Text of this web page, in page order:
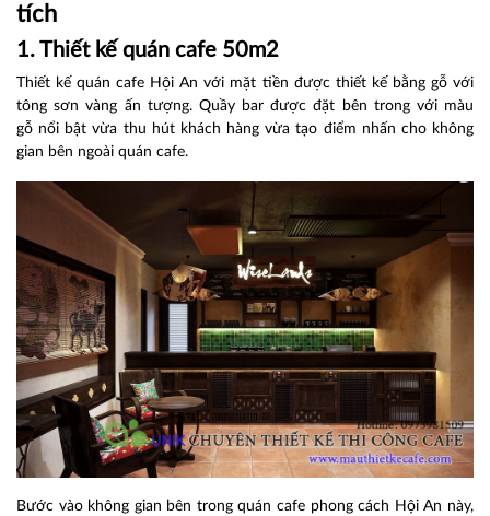
tích
1. Thiết kế quán cafe 50m2
Thiết kế quán cafe Hội An với mặt tiền được thiết kế bằng gỗ với
tông sơn vàng ấn tượng. Quầy bar được đặt bên trong với màu
gỗ nổi bật vừa thu hút khách hàng vừa tạo điểm nhấn cho không
gian bên ngoài quán cafe.
Bước vào không gian bên trong quán cafe phong cách Hội An này,